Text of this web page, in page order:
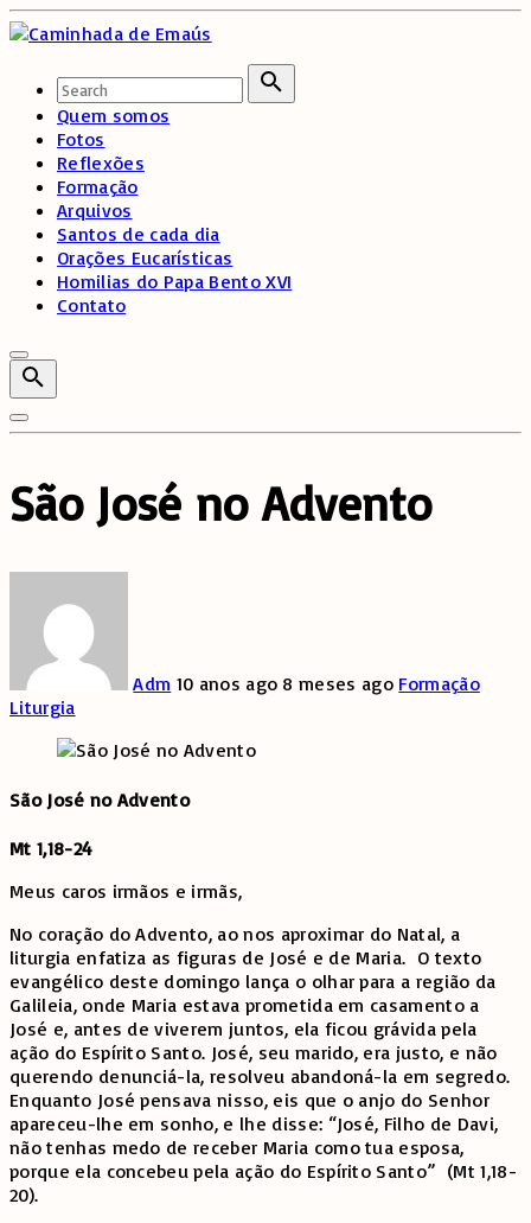
Skip
to
Search
Search
for:
Quem somos
Fotos
Reflexões
Formação
Arquivos
Santos de cada dia
Orações Eucarísticas
Homilias do Papa Bento XVI
Contato
São José no Advento
Adm 10 anos ago 8 meses ago Formação
Liturgia
São José no Advento
Mt 1,18-24
Meus caros irmãos e irmãs,
No coração do Advento, ao nos aproximar do Natal, a
liturgia enfatiza as figuras de José e de Maria. O texto
evangélico deste domingo lança o olhar para a região da
Galileia, onde Maria estava prometida em casamento a
José e, antes de viverem juntos, ela ficou grávida pela
ação do Espírito Santo. José, seu marido, era justo, e não
querendo denunciá-la, resolveu abandoná-la em segredo.
Enquanto José pensava nisso, eis que o anjo do Senhor
apareceu-lhe em sonho, e lhe disse: “José, Filho de Davi,
não tenhas medo de receber Maria como tua esposa,
porque ela concebeu pela ação do Espírito Santo” (Mt 1,18-
20).